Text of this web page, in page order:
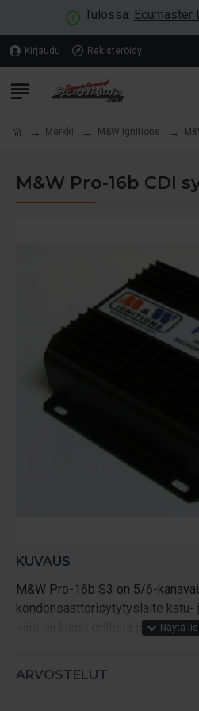
Tulossa: Ecumaster
Kirjaudu Rekisteröidy
Merkki M&W Ignitions
M&W Pro-16b CDI
KUVAUS
M&W Pro-16b S3 on 5/6-
kondensaattorisytytyslaite katu-
viisi tai kuusi erillistä puolaa
mutta soveltuu myös
ARVOSTELUT